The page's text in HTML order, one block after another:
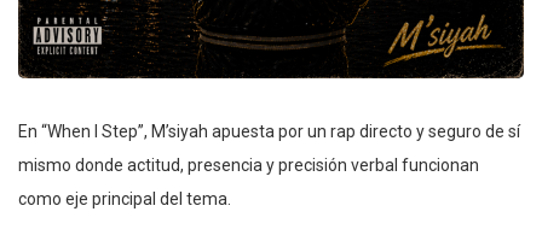
En “When I Step”, M’siyah apuesta por un rap directo y seguro de sí
mismo donde actitud, presencia y precisión verbal funcionan
como eje principal del tema.